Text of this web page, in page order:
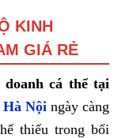
KINH
GIÁ RẺ
cá thể tại
Hà Nội ngày càng
thiếu trong bối